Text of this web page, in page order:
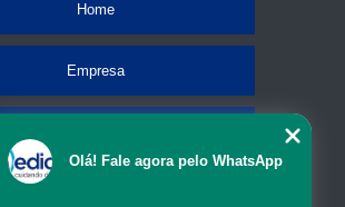
Home
Empresa
Olá! Fale agora pelo WhatsApp